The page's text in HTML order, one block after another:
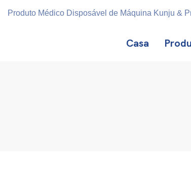
Produto Médico Disposável de Máquina Kunju &
Casa